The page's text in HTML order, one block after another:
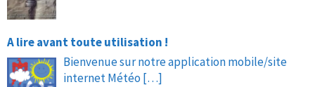
A lire avant toute utilisation !
Bienvenue sur notre application mobile/site
internet Météo […]